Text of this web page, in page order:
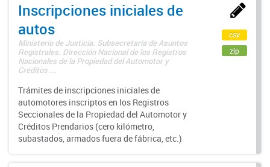
Inscripciones iniciales de
autos
Ministerio de Justicia. Subsecretaría de Asuntos
Registrales. Dirección Nacional de los Registros
Nacionales de la Propiedad del Automotor y
Créditos ...
Trámites de inscripciones iniciales de
automotores inscriptos en los Registros
Seccionales de la Propiedad del Automotor y
Créditos Prendarios (cero kilómetro,
subastados, armados fuera de fábrica, etc.)
csv
zip